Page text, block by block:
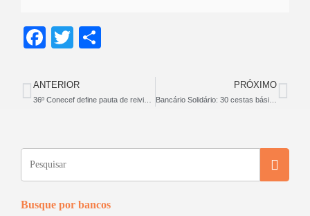
F
c
e
o
o
T
tt
er e
ANTERIOR PRÓXIMO
Bancário Solidário: 30 cestas básicas entregues no Santuário de Caravaggio e 80 cestas na Paroquia São Donato
Busque por bancos